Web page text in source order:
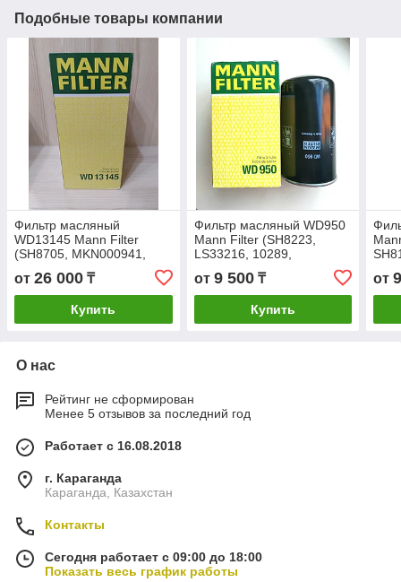
Подобные товары компании
Фильтр масляный
WD13145 Mann Filter
(SH8705, MKN000941,
104561, 03.01.21203,
1311123800, 17213145,
21040004 )
от 26 000 ₸
Купить
Фильтр масляный WD950
Mann Filter (SH8223,
LS33216, 10289,
982625134, 309944,
SH62191, 5773274,
MFS0002)
от 9 500₸
Купить
от
О нас
Рейтинг не сформирован
Менее 5 отзывов за последний год
Работает с 16.08.2018
г. Караганда
Караганда, Казахстан
Контакты
Сегодня работает с 09:00 до 18:00
Показать весь график работы